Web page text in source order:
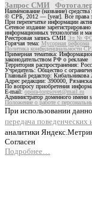
Запрос СМИ
Наименование (название)
© СРБ, 2012 — [year]. Все права
При перепечатке информации
Сетевое издание
информационных технологий и
Реестровая запись СМИ Эл № ФС
Горячая тема: Мусорная реформа
Политика конфиденциальности
Примерная тематика:
законодательством РФ о рекламе
Территория распространения:
Учредитель: Общество с
Главный редактор:
Адрес редакции: 390000,
По вопросу приобретения
E-mail:opora-torgsovet@mail.ru
Администратор доменного
Положение о работе с
При использовании
передача
аналитики
Согласен
Подробнее…